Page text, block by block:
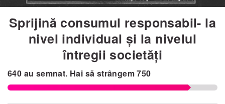
Sprijină consumul responsabil- la
nivel individual și la nivelul
întregii societăți
640 au semnat. Hai să strângem750